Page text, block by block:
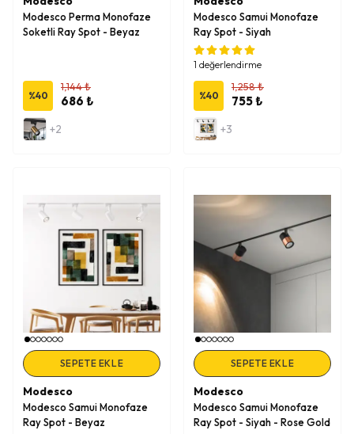
Modesco Perma Monofaze
Soketli Ray Spot - Beyaz
%40
1,144 ₺
686 ₺
+2
Modesco Samui Monofaze
Ray Spot - Siyah
1 değerlendirme
%40
1,258 ₺
755 ₺
+3
SEPETE EKLE
Modesco
Modesco Samui Monofaze
Ray Spot - Beyaz
SEPETE EKLE
Modesco
Modesco Samui Monofaze
Ray Spot - Siyah - Rose Gold